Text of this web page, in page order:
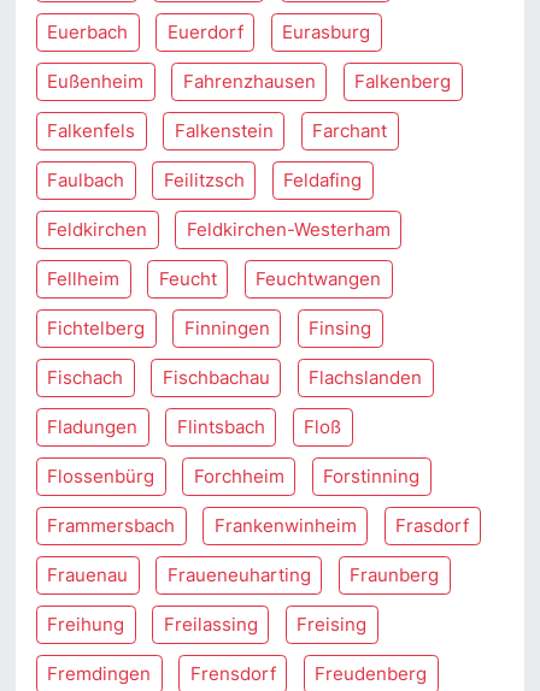
Euerbach Euerdorf Eurasburg
Eußenheim Fahrenzhausen Falkenberg
Falkenfels Falkenstein Farchant
Faulbach Feilitzsch Feldafing
Feldkirchen Feldkirchen-Westerham
Fellheim Feucht Feuchtwangen
Fichtelberg Finningen Finsing
Fischach Fischbachau Flachslanden
Fladungen Flintsbach Floß
Flossenbürg Forchheim Forstinning
Frammersbach Frankenwinheim Frasdorf
Frauenau Fraueneuharting Fraunberg
Freihung Freilassing Freising
Fremdingen Frensdorf Freudenberg